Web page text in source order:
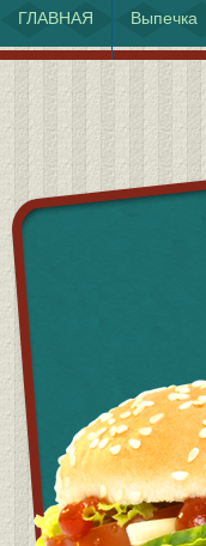
ГЛАВНАЯ Выпечка